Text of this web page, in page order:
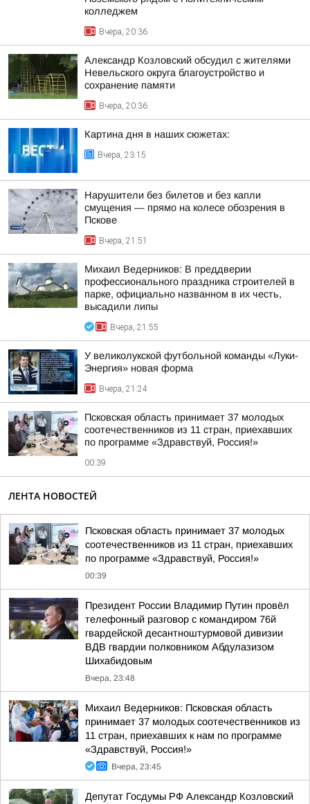
колледжем
Вчера, 20:36
Александр Козловский обсудил с жителями
Невельского округа благоустройство и
сохранение памяти
Вчера, 20:36
Картина дня в наших сюжетах:
Вчера, 23:15
Нарушители без билетов и без капли
смущения — прямо на колесе обозрения в
Пскове
Вчера, 21:51
Михаил Ведерников: В преддверии
профессионального праздника строителей в
парке, официально названном в их честь,
высадили липы
Вчера, 21:55
У великолукской футбольной команды «Луки-
Энергия» новая форма
Вчера, 21:24
Псковская область принимает 37 молодых
соотечественников из 11 стран, приехавших
по программе «Здравствуй, Россия!»
00:39
ЛЕНТА НОВОСТЕЙ
Псковская область принимает 37 молодых
соотечественников из 11 стран, приехавших
по программе «Здравствуй, Россия!»
00:39
Президент России Владимир Путин провёл
телефонный разговор с командиром 76й
гвардейской десантноштурмовой дивизии
ВДВ гвардии полковником Абдулазизом
Шихабидовым
Вчера, 23:48
Михаил Ведерников: Псковская область
принимает 37 молодых соотечественников из
11 стран, приехавших к нам по программе
«Здравствуй, Россия!»
Вчера, 23:45
Депутат Госдумы РФ Александр Козловский